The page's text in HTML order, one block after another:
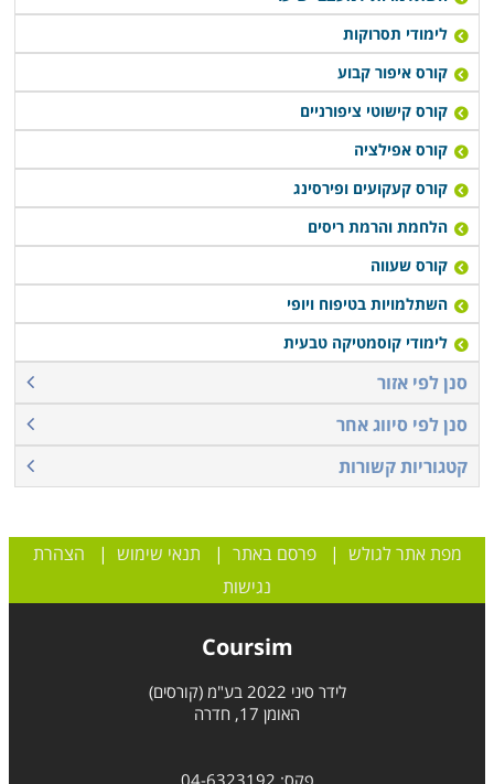
לימודי תסרוקות
קורס איפור קבוע
קורס קישוטי ציפורניים
קורס אפילציה
קורס קעקועים ופירסינג
הלחמת והרמת ריסים
קורס שעווה
השתלמויות בטיפוח ויופי
לימודי קוסמטיקה טבעית
סנן לפי אזור
סנן לפי סיווג אחר
קטגוריות קשורות
מפת אתר לגולש |פרסם באתר | תנאי שימוש | הצהרת
נגישות
Coursim
לידר סיני 2022 בע"מ (קורסים)
האומן 17, חדרה